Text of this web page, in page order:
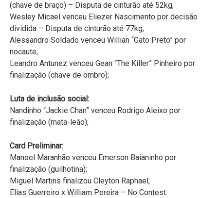
(chave de braço) – Disputa de cinturão até 52kg;
Wesley Micael venceu Eliezer Nascimento por decisão
dividida – Disputa de cinturão até 77kg;
Alessandro Soldado venceu Willian “Gato Preto” por
nocaute;
Leandro Antunez venceu Gean “The Killer” Pinheiro por
finalização (chave de ombro);
Luta de inclusão social:
Nandinho “Jackie Chan” venceu Rodrigo Aleixo por
finalização (mata-leão);
Card Preliminar:
Manoel Maranhão venceu Emerson Baianinho por
finalização (guilhotina);
Miguel Martins finalizou Cleyton Raphael;
Elias Guerreiro x William Pereira – No Contest.